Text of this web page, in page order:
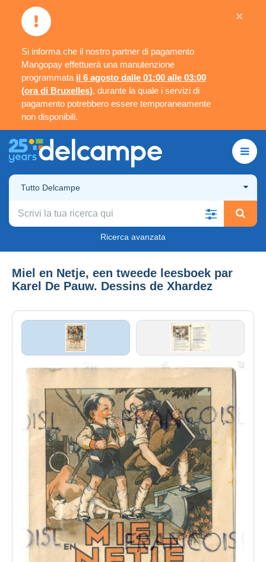
Si informa che il nostro partner di pagamento
Mangopay effettuerà una manutenzione
programmata il 6 agosto dalle 01:00 alle 03:00
(ora di Bruxelles), durante la quale i servizi di
pagamento potrebbero essere temporaneamente
non disponibili.
×
Tutto Delcampe
Ricerca avanzata
Miel en Netje, een tweede leesboek par
Karel De Pauw. Dessins de Xhardez